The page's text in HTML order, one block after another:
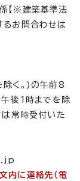
【※建築基準法
お問合わせは
除く。)の午前8
後1時までを除
は常時受付いた
内に連絡先（電